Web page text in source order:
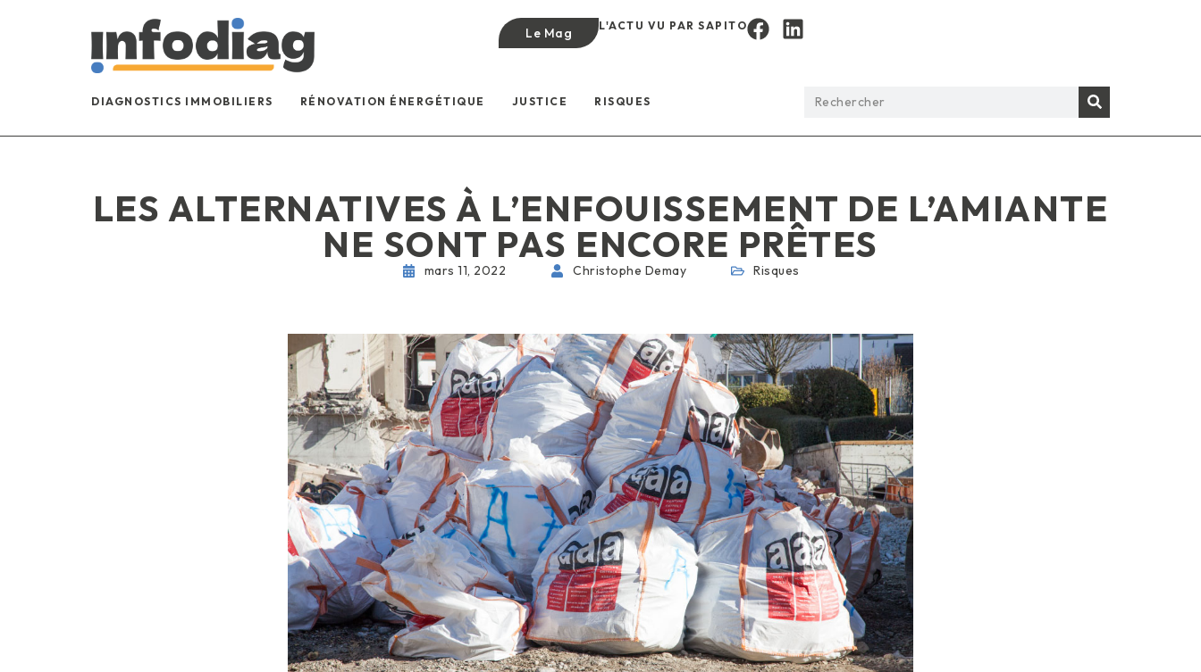
Le Mag L'ACTU VU PAR SAPITO
DIAGNOSTICS IMMOBILIERS RÉNOVATION ÉNERGÉTIQUE JUSTICE RISQUES
LES ALTERNATIVES À L’ENFOUISSEMENT DE L’AMIANTE
NE SONT PAS ENCORE PRÊTES
mars 11, 2022 Christophe Demay Risques